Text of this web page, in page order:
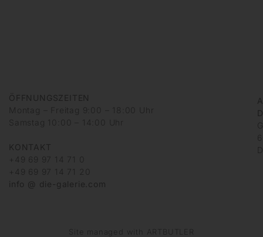
ÖFFNUNGSZEITEN
Montag – Freitag 9:00 – 18:00 Uhr
Samstag 10:00 – 14:00 Uhr
KONTAKT
+49 69 97 14 71 0
+49 69 97 14 71 20
info @ die-galerie.com
Site managed with ARTBUTLER